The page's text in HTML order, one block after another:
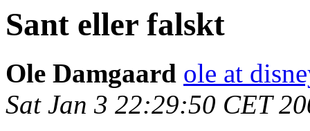
Sant eller falskt
Ole Damgaard ole at
Sat Jan 3 22:29:50 CET